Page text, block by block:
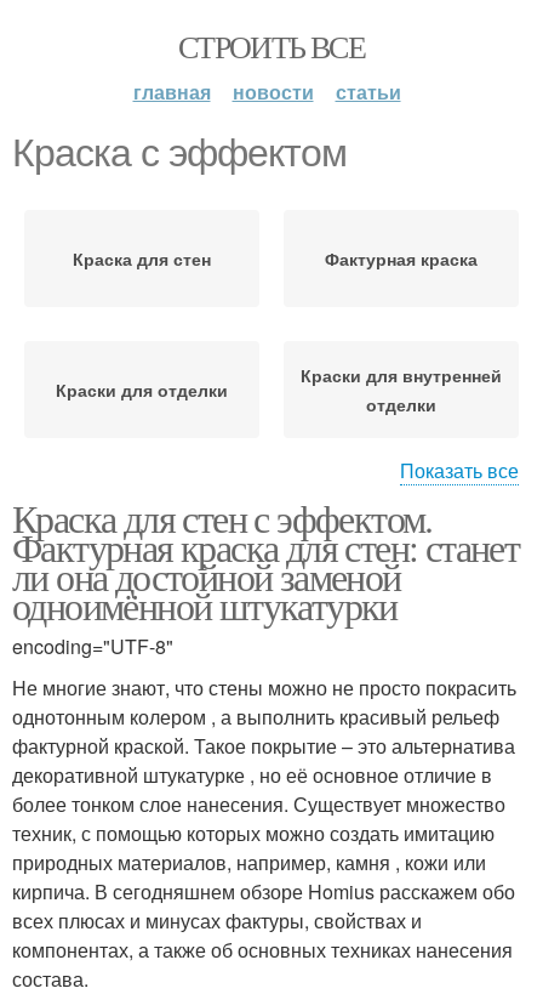
СТРОИТЬ ВСЕ
главная новости статьи
Краска с эффектом
Краска для стен Фактурная краска
Краски для отделки
Краски для внутренней
отделки
эффектом
Масляная краска
Алкидная краска
Акриловая краска Силиконовая краска
Латексная краска
Поливинилацетатнная
краска
Показать все
Краска для стен с эффектом.
Фактурная краска для стен: станет
ли она достойной заменой
одноимённой штукатурки
encoding="UTF-8"
Не многие знают, что стены можно не просто покрасить
однотонным колером , а выполнить красивый рельеф
фактурной краской. Такое покрытие – это альтернатива
декоративной штукатурке , но её основное отличие в
более тонком слое нанесения. Существует множество
техник, с помощью которых можно создать имитацию
природных материалов, например, камня , кожи или
кирпича. В сегодняшнем обзоре Homius расскажем обо
всех плюсах и минусах фактуры, свойствах и
компонентах, а также об основных техниках нанесения
состава.